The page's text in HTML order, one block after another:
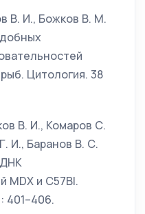
В. И., Божков В. М.
Цитология. 38
В. И., Комаров С.
И., Баранов В. С.
MDX и C57Bl.
401–406.